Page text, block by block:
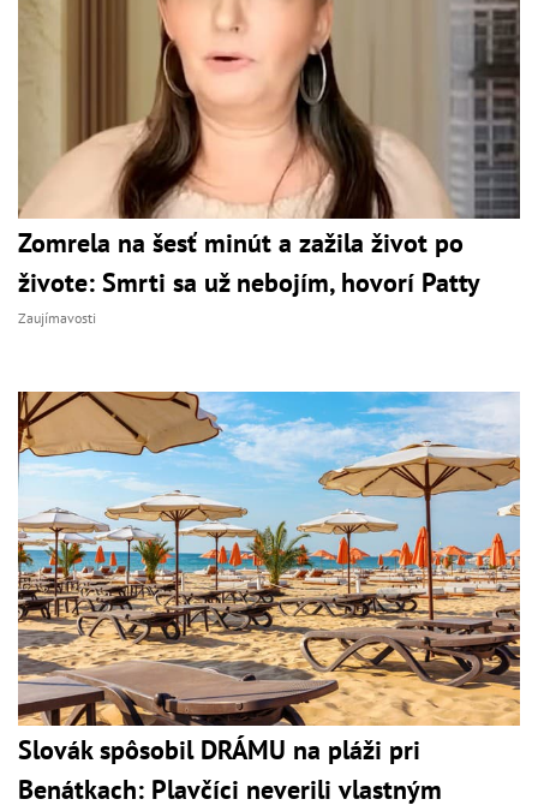
Zomrela na šesť minút a zažila život po
živote: Smrti sa už nebojím, hovorí Patty
Zaujímavosti
Slovák spôsobil DRÁMU na pláži pri
Benátkach: Plavčíci neverili vlastným